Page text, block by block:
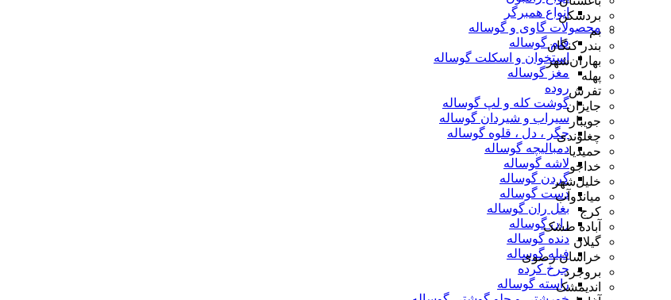
انواع همبرگر
محصولات گاوی و گوساله
قلم گوساله
استخوان و اسکلت گوساله
مغز گوساله
روده
گوشت کله و لپ گوساله
سیراب و شیردان گوساله
جگر ، دل ، قلوه گوساله
دمبالیچه گوساله
لاشه گوساله
گردن گوساله
دست گوساله
بغل ران گوساله
ران گوساله
دنده گوساله
فیله گوساله
چرخ کرده
راسته گوساله
بردسکن
بم
بندر کنگان
بهاران‌شهر
پهله
تفرش
جایزان
جویبار
چغلوندی
حمیدیا
خداجو
خلیل‌شهر
میاندوآب
کرج
آباده طشک
گیلان
خراسان رضوی
بروجرد
اندیمشک